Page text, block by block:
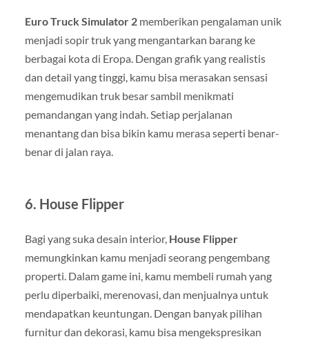
Euro Truck Simulator 2memberikan pengalaman unik
menjadi sopir truk yang mengantarkan barang ke
berbagai kota di Eropa. Dengan grafik yang realistis
dan detail yang tinggi, kamu bisa merasakan sensasi
mengemudikan truk besar sambil menikmati
pemandangan yang indah. Setiap perjalanan
menantang dan bisa bikin kamu merasa seperti benar-
benar di jalan raya.
6. House Flipper
Bagi yang suka desain interior, House Flipper
memungkinkan kamu menjadi seorang pengembang
properti. Dalam game ini, kamu membeli rumah yang
perlu diperbaiki, merenovasi, dan menjualnya untuk
mendapatkan keuntungan. Dengan banyak pilihan
furnitur dan dekorasi, kamu bisa mengekspresikan